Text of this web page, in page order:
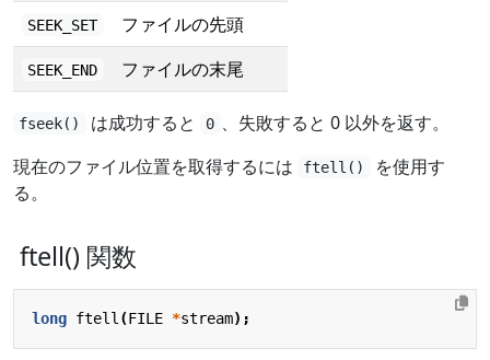
SEEK_SET ファイルの先頭
SEEK_END ファイルの末尾
fseek() は成功すると 0 、失敗すると 0 以外を返す。
現在のファイル位置を取得するには
ftell()
を使用す
る。
ftell() 関数
long ftell (FILE *stream);